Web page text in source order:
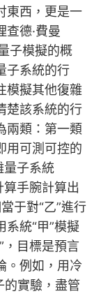
東西，更是一
查德·費曼
子模擬的概
子系統的行
模擬其他復雜
楚該系統的行
兩類：第一類
用可測可控的
量子系統
算手腕計算出
于對“乙”進行
統“甲”模擬
，目標是預言
。例如，用冷
實驗，盡管